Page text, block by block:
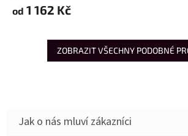
od 1 162 Kč
ZOBRAZIT VŠECHNY PODOBNÉ